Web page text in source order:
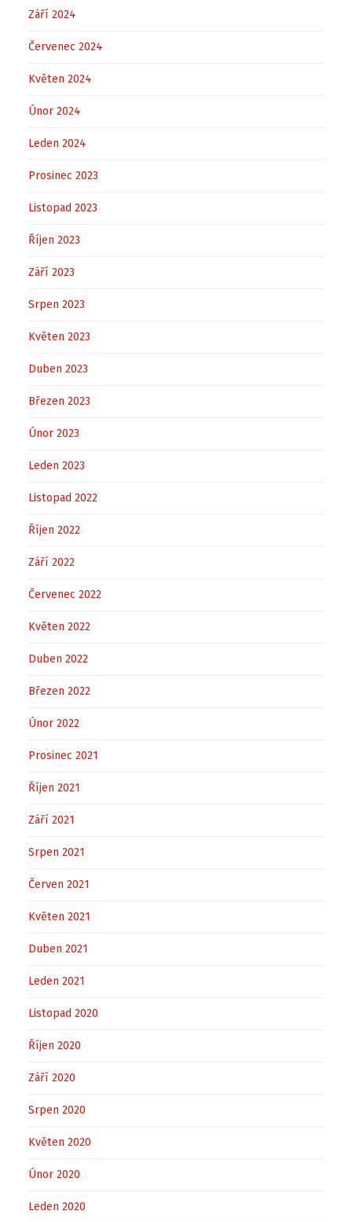
Září 2024
Červenec 2024
Květen 2024
Únor 2024
Leden 2024
Prosinec 2023
Listopad 2023
Říjen 2023
Září 2023
Srpen 2023
Květen 2023
Duben 2023
Březen 2023
Únor 2023
Leden 2023
Listopad 2022
Říjen 2022
Září 2022
Červenec 2022
Květen 2022
Duben 2022
Březen 2022
Únor 2022
Prosinec 2021
Říjen 2021
Září 2021
Srpen 2021
Červen 2021
Květen 2021
Duben 2021
Leden 2021
Listopad 2020
Říjen 2020
Září 2020
Srpen 2020
Květen 2020
Únor 2020
Leden 2020